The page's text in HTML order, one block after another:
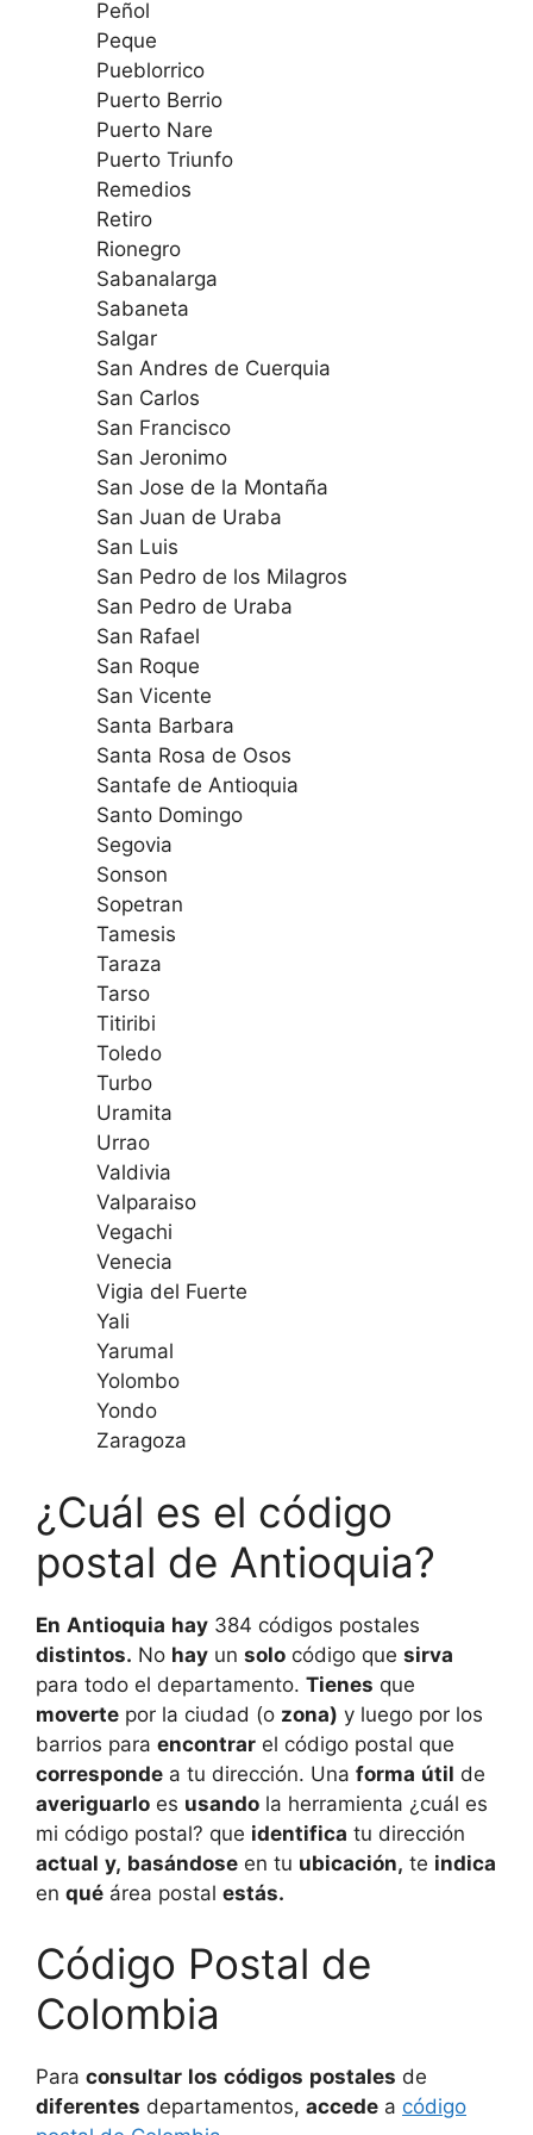
Peñol
Peque
Pueblorrico
Puerto Berrio
Puerto Nare
Puerto Triunfo
Remedios
Retiro
Rionegro
Sabanalarga
Sabaneta
Salgar
San Andres de Cuerquia
San Carlos
San Francisco
San Jeronimo
San Jose de la Montaña
San Juan de Uraba
San Luis
San Pedro de los Milagros
San Pedro de Uraba
San Rafael
San Roque
San Vicente
Santa Barbara
Santa Rosa de Osos
Santafe de Antioquia
Santo Domingo
Segovia
Sonson
Sopetran
Tamesis
Taraza
Tarso
Titiribi
Toledo
Turbo
Uramita
Urrao
Valdivia
Valparaiso
Vegachi
Venecia
Vigia del Fuerte
Yali
Yarumal
Yolombo
Yondo
Zaragoza
¿Cuál es el código
postal de Antioquia?
En Antioquia hay 384 códigos postales
distintos. No hay un solo código que sirva
para todo el departamento. Tienes que
moverte por la ciudad (o zona) y luego por los
barrios para encontrar el código postal que
corresponde a tu dirección. Una forma útil de
averiguarlo es usando la herramienta ¿cuál es
mi código postal? que identifica tu dirección
actual y, basándose en tu ubicación, te indica
en qué área postal estás.
Código Postal de
Colombia
Para consultar los códigos postales de
diferentes departamentos, accede a código